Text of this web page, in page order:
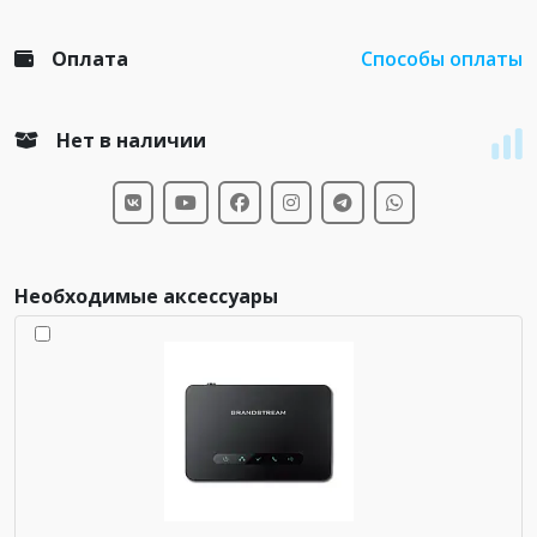
Оплата Способы оплаты
Нет в наличии
Необходимые аксессуары